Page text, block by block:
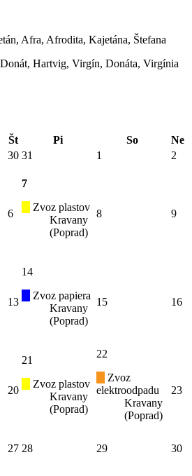
Afra, Afrodita, Kajetána, Štefana
Hartvig, Virgín, Donáta, Virgínia
Št Pi So
Ne
30 31 1 2
6
7
Zvoz plastov
Kravany
(Poprad)
8 9
13
14
Zvoz papiera
Kravany
(Poprad)
15 16
20
21
Zvoz plastov
Kravany
(Poprad)
22
Zvoz
elektroodpadu
Kravany
(Poprad)
23
27 28 29
30